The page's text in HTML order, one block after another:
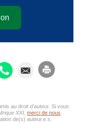
au droit d’auteur. Si vous
XXI, merci de nous
de(s) auteur.e.s.